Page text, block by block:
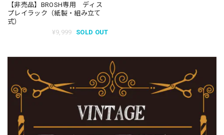
【非売品】BROSH専用 ディス
プレイラック（紙製・組み立て
式）
¥9,999
SOLD OUT